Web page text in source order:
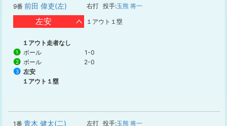
9番 前田 偉吏(左) 右打 投手:玉熊 将一
左安 １アウト１塁
１アウト走者なし
1 ボール 1-0
2 ボール 2-0
3
左安
１アウト１塁
1番 青木 健太(二) 左打 投手:玉熊 将一